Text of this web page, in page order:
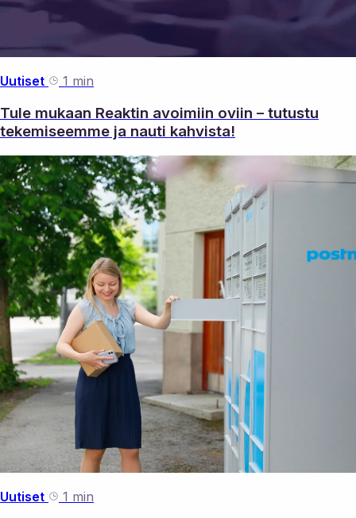
Uutiset 1 min
Tule mukaan Reaktin avoimiin oviin – tutustu
tekemiseemme ja nauti kahvista!
Uutiset 1 min